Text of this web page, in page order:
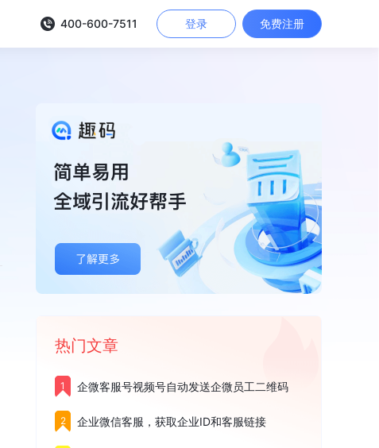
400-600-7511 登录 免费注册
热门文章
1 企微客服号视频号自动发送企微员工二维码
2 企业微信客服，获取企业ID和客服链接